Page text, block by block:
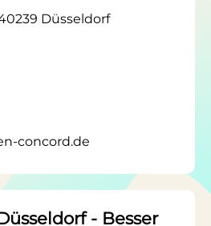
Düsseldorf
concord.de
- Besser